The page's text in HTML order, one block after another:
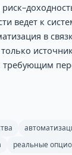
ведет к
в
только
реальные